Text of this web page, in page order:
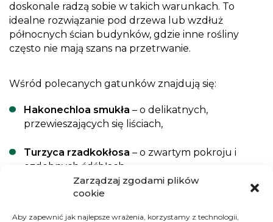
Zarządzaj zgodami plików
cookie
Aby zapewnić jak najlepsze wrażenia, korzystamy z technologii,
doskonale radzą sobie w takich warunkach. To
idealne rozwiązanie pod drzewa lub wzdłuż
północnych ścian budynków, gdzie inne rośliny
często nie mają szans na przetrwanie.
Wśród polecanych gatunków znajdują się:
Hakonechloa smukła – o delikatnych,
przewieszających się liściach,
Turzyca rzadkokłosa – o zwartym pokroju i
ozdobnych źdźbłach,
Turzyca Buchanana
– o miedzianym zabarwieniu